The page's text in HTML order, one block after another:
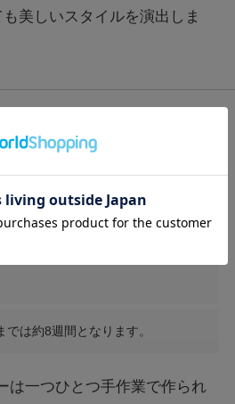
美しいスタイルを演出しま
では約8週間となります。
は一つひとつ手作業で作られ